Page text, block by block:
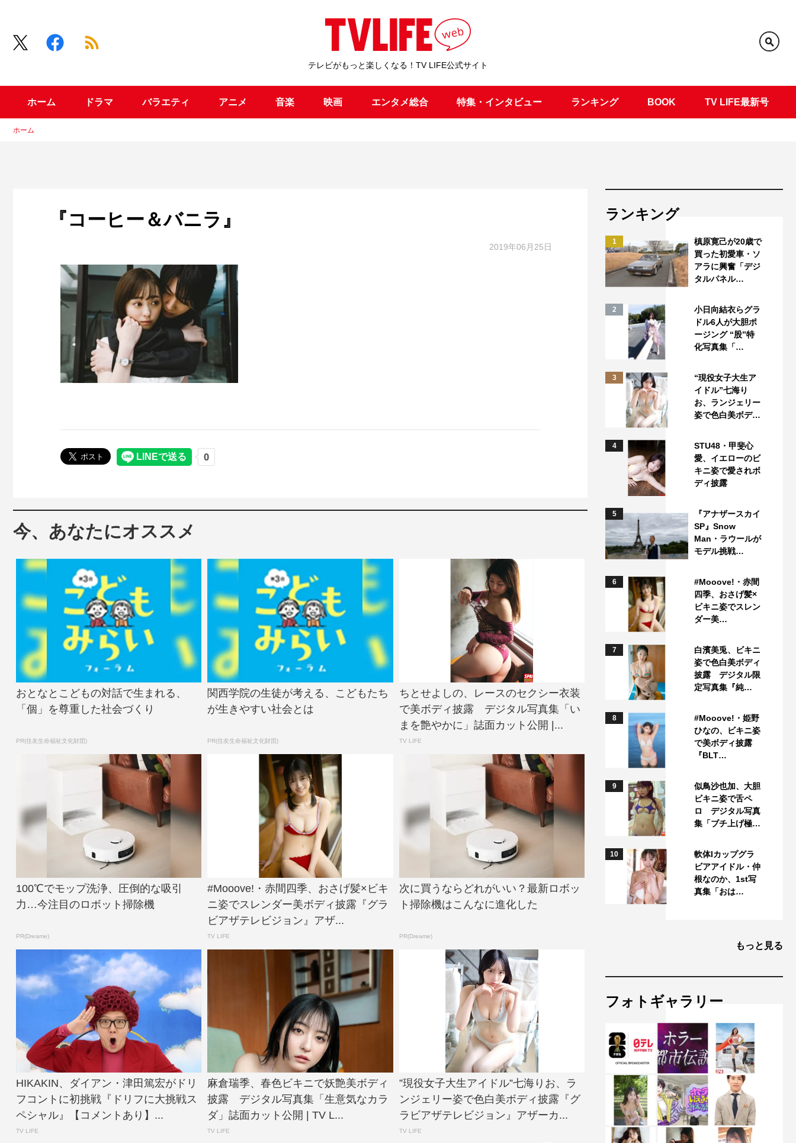
テレビがもっと楽しくなる！TV LIFE公式サイト
ホーム ドラマ バラエティ アニメ 音楽 映画 エンタメ総合 特集・インタビュー ランキング BOOK TV LIFE最新号
ホーム
『コーヒー＆バニラ』
2019年06月25日
今、あなたにオススメ
おとなとこどもの対話で生まれる、
「個」を尊重した社会づくり
PR(住友生命福祉文化財団)
関西学院の生徒が考える、こどもたち
が生きやすい社会とは
PR(住友生命福祉文化財団)
ちとせよしの、レースのセクシー衣装
で美ボディ披露 デジタル写真集「い
まを艶やかに」誌面カット公開 |...
TV LIFE
100℃でモップ洗浄、圧倒的な吸引
力…今注目のロボット掃除機
PR(Dreame)
#Mooove!・赤間四季、おさげ髪×ビキ
ニ姿でスレンダー美ボディ披露『グラ
ビアザテレビジョン』アザ...
TV LIFE
次に買うならどれがいい？最新ロボッ
ト掃除機はこんなに進化した
PR(Dreame)
HIKAKIN、ダイアン・津田篤宏がドリ
フコントに初挑戦『ドリフに大挑戦ス
ペシャル』【コメントあり】...
TV LIFE
麻倉瑞季、春色ビキニで妖艶美ボディ
披露 デジタル写真集「生意気なカラ
ダ」誌面カット公開 | TV L...
TV LIFE
”現役女子大生アイドル”七海りお、ラ
ンジェリー姿で色白美ボディ披露『グ
ラビアザテレビジョン』アザーカ...
TV LIFE
ランキング
1
槙原寛己が20歳で
買った初愛車・ソ
アラに興奮「デジ
タルパネル…
2
小日向結衣らグラ
ドル6人が大胆ポ
ージング “股”特
化写真集「…
3
“現役女子大生ア
イドル”七海り
お、ランジェリー
姿で色白美ボデ…
4
STU48・甲斐心
愛、イエローのビ
キニ姿で愛されボ
ディ披露
5
『アナザースカイ
SP』Snow
Man・ラウールが
モデル挑戦…
6
#Mooove!・赤間
四季、おさげ髪×
ビキニ姿でスレン
ダー美…
7
白濱美兎、ビキニ
姿で色白美ボディ
披露 デジタル限
定写真集『純…
8
#Mooove!・姫野
ひなの、ビキニ姿
で美ボディ披露
『BLT…
9
似鳥沙也加、大胆
ビキニ姿で舌ペ
ロ デジタル写真
集「ブチ上げ極…
10
軟体Iカップグラ
ビアアイドル・仲
根なのか、1st写
真集「おは…
もっと見る
フォトギャラリー